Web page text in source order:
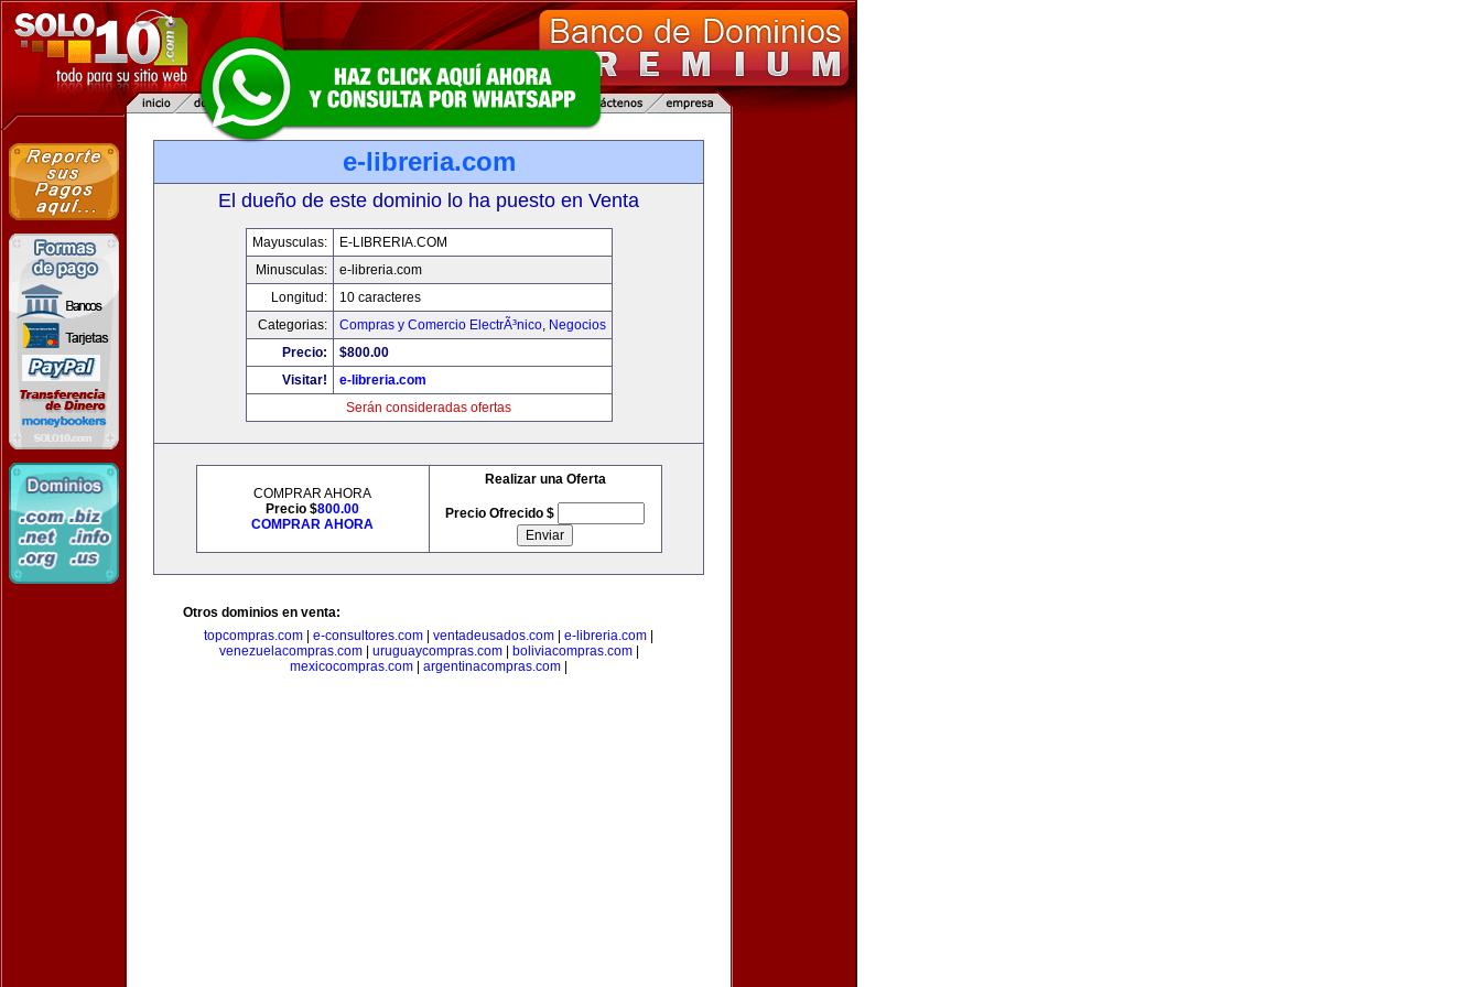
e-libreria.com
El dueño de este dominio lo ha puesto en Venta
Mayusculas:
E-LIBRERIA.COM
Minusculas:
e-libreria.com
Longitud:
10 caracteres
Categorias:
Compras y Comercio ElectrÃ³nico, Negocios
Precio:
$800.00
Visitar!
e-libreria.com
Serán consideradas ofertas
COMPRAR AHORA
Precio $800.00
COMPRAR AHORA
Realizar una Oferta
Precio Ofrecido $
Otros dominios en venta:
topcompras.com
e-consultores.com ventadeusados.com e-libreria.com
venezuelacompras.com| uruguaycompras.com| boliviacompras.com|
mexicocompras.com
argentinacompras.com